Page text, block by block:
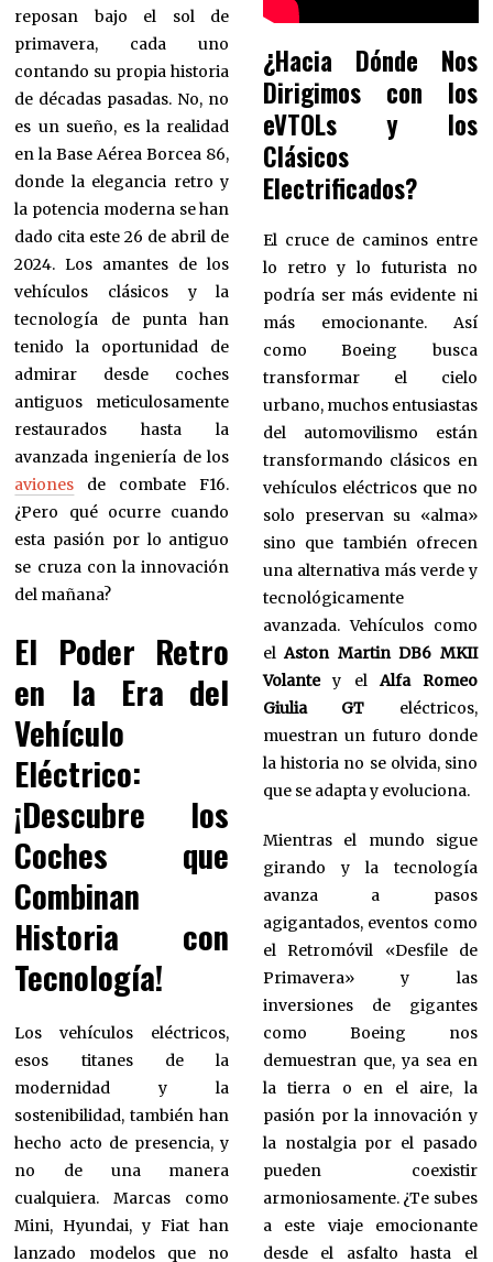
reposan bajo el sol de
primavera, cada uno
contando su propia historia
de décadas pasadas. No, no
es un sueño, es la realidad
en la Base Aérea Borcea 86,
donde la elegancia retro y
la potencia moderna se han
dado cita este 26 de abril de
2024. Los amantes de los
vehículos clásicos y la
tecnología de punta han
tenido la oportunidad de
admirar desde coches
antiguos meticulosamente
restaurados hasta la
avanzada ingeniería de los
aviones de combate F16.
¿Pero qué ocurre cuando
esta pasión por lo antiguo
se cruza con la innovación
del mañana?
El Poder Retro
en la Era del
Vehículo
Eléctrico:
¡Descubre los
Coches que
Combinan
Historia con
Tecnología!
Los vehículos eléctricos,
esos titanes de la
modernidad y la
sostenibilidad, también han
hecho acto de presencia, y
no de una manera
cualquiera. Marcas como
Mini, Hyundai, y Fiat han
lanzado modelos que no
¿Hacia Dónde Nos
Dirigimos con los
eVTOLs y los
Clásicos
Electrificados?
El cruce de caminos entre
lo retro y lo futurista no
podría ser más evidente ni
más emocionante. Así
como Boeing busca
transformar el cielo
urbano, muchos entusiastas
del automovilismo están
transformando clásicos en
vehículos eléctricos que no
solo preservan su «alma»
sino que también ofrecen
una alternativa más verde y
tecnológicamente
avanzada. Vehículos como
elAston Martin DB6 MKII
Volantey elAlfa Romeo
Giulia GTeléctricos,
muestran un futuro donde
la historia no se olvida, sino
que se adapta y evoluciona.
Mientras el mundo sigue
girando y la tecnología
avanza a pasos
agigantados, eventos como
el Retromóvil «Desfile de
Primavera» y las
inversiones de gigantes
como Boeing nos
demuestran que, ya sea en
la tierra o en el aire, la
pasión por la innovación y
la nostalgia por el pasado
pueden coexistir
armoniosamente. ¿Te subes
a este viaje emocionante
desde el asfalto hasta el